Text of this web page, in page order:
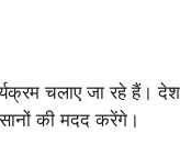
चलाए जा रहे हैं।
की मदद करेंगे।